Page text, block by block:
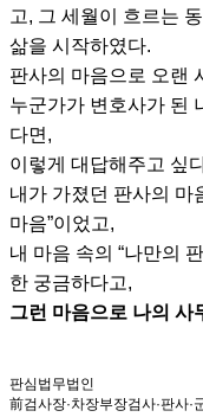
고, 그 세월이 흐르는
삶을 시작하였다.
판사의 마음으로 오랜
누군가가 변호사가 된
다면,
이렇게 대답해주고 싶
내가 가졌던 판사의 마
마음”이었고,
내 마음 속의 “나만의
한 궁금하다고,
그런 마음으로 나의 사
판심법무법인
前검사장·차장부장검사·판사·